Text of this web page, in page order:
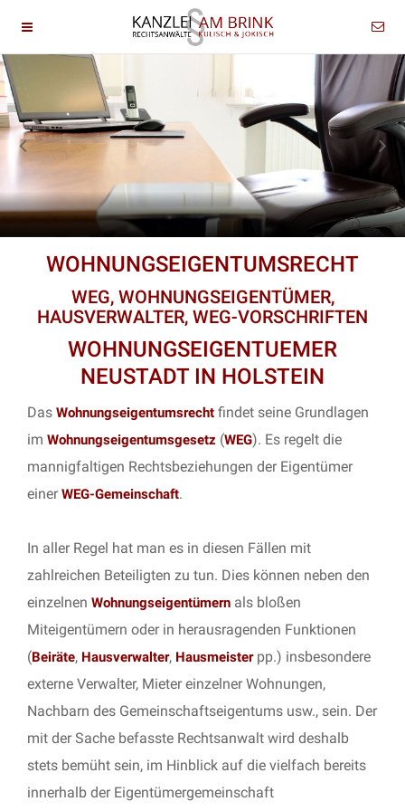
WOHNUNGSEIGENTUMSRECHT
WEG, WOHNUNGSEIGENTÜMER,
HAUSVERWALTER, WEG-VORSCHRIFTEN
WOHNUNGSEIGENTUEMER
NEUSTADT IN HOLSTEIN
Das Wohnungseigentumsrecht findet seine Grundlagen
im Wohnungseigentumsgesetz (WEG). Es regelt die
mannigfaltigen Rechtsbeziehungen der Eigentümer
einerWEG-Gemeinschaft.
In aller Regel hat man es in diesen Fällen mit
zahlreichen Beteiligten zu tun. Dies können neben den
einzelnen Wohnungseigentümern als bloßen
Miteigentümern oder in herausragenden Funktionen
(Beiräte, Hausverwalter, Hausmeisterpp.) insbesondere
externe Verwalter, Mieter einzelner Wohnungen,
Nachbarn des Gemeinschaftseigentums usw., sein. Der
mit der Sache befasste Rechtsanwalt wird deshalb
stets bemüht sein, im Hinblick auf die vielfach bereits
innerhalb der Eigentümergemeinschaft